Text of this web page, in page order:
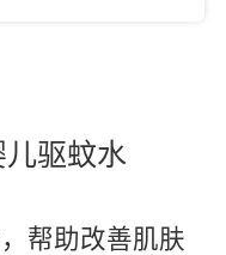
驱蚊水
帮助改善肌肤